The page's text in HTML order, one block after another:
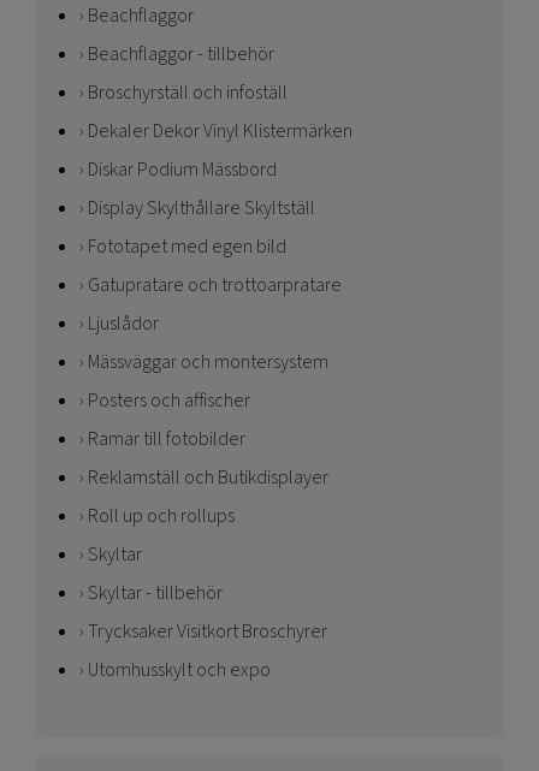
Beachflaggor
Beachflaggor - tillbehör
Broschyrställ och infoställ
Dekaler Dekor Vinyl Klistermärken
Diskar Podium Mässbord
Display Skylthållare Skyltställ
Fototapet med egen bild
Gatupratare och trottoarpratare
Ljuslådor
Mässväggar och montersystem
Posters och affischer
Ramar till fotobilder
Reklamställ och Butikdisplayer
Roll up och rollups
Skyltar
Skyltar - tillbehör
Trycksaker Visitkort Broschyrer
Utomhusskylt och expo